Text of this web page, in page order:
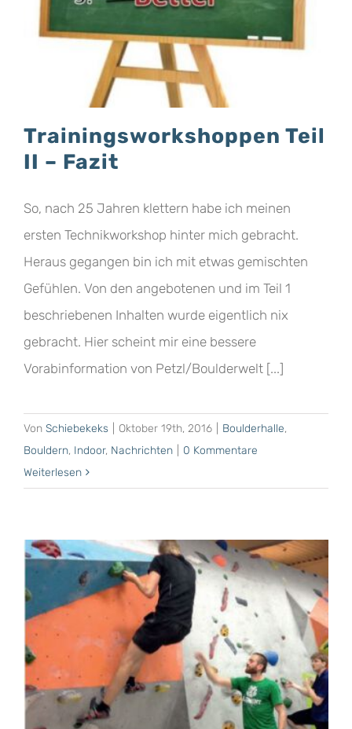
Trainingsworkshoppen Teil
II – Fazit
So, nach 25 Jahren klettern habe ich meinen
ersten Technikworkshop hinter mich gebracht.
Heraus gegangen bin ich mit etwas gemischten
Gefühlen. Von den angebotenen und im Teil 1
beschriebenen Inhalten wurde eigentlich nix
gebracht. Hier scheint mir eine bessere
Vorabinformation von Petzl/Boulderwelt [...]
Von Schiebekeks Oktober 19th, 2016 Boulderhalle,
Bouldern, Indoor, Nachrichten
0 Kommentare
Weiterlesen